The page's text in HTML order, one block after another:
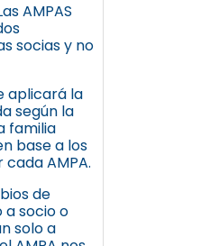
AMPAS
socias y no
aplicará la
según la
familia
base a los
AMPA.
de
a socio o
solo a